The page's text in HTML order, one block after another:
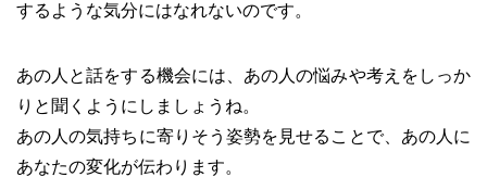
するような気分にはなれないのです。
あの人と話をする機会には、あの人の悩みや考えをしっか
りと聞くようにしましょうね。
あの人の気持ちに寄りそう姿勢を見せることで、あの人に
あなたの変化が伝わります。